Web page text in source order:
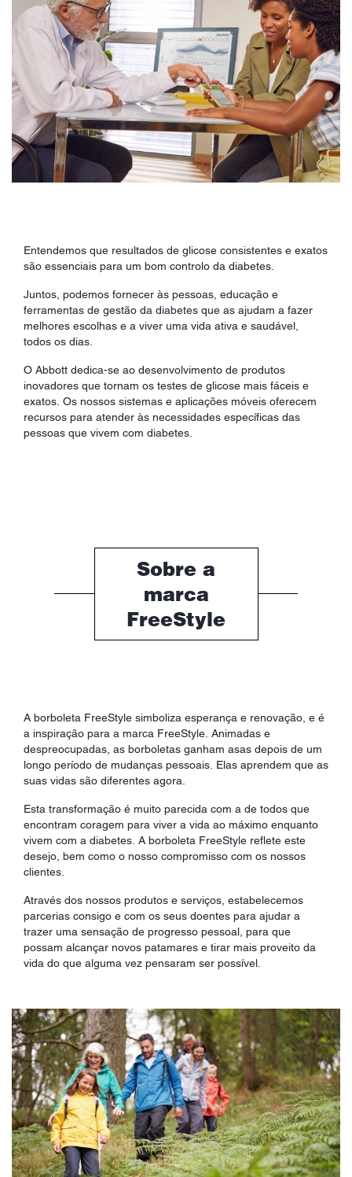
Entendemos que resultados de glicose consistentes e exatos
são essenciais para um bom controlo da diabetes.
Juntos, podemos fornecer às pessoas, educação e
ferramentas de gestão da diabetes que as ajudam a fazer
melhores escolhas e a viver uma vida ativa e saudável,
todos os dias.
O Abbott dedica-se ao desenvolvimento de produtos
inovadores que tornam os testes de glicose mais fáceis e
exatos. Os nossos sistemas e aplicações móveis oferecem
recursos para atender às necessidades específicas das
pessoas que vivem com diabetes.
Sobre a
marca
FreeStyle
A borboleta FreeStyle simboliza esperança e renovação, e é
a inspiração para a marca FreeStyle. Animadas e
despreocupadas, as borboletas ganham asas depois de um
longo período de mudanças pessoais. Elas aprendem que as
suas vidas são diferentes agora.
Esta transformação é muito parecida com a de todos que
encontram coragem para viver a vida ao máximo enquanto
vivem com a diabetes. A borboleta FreeStyle reflete este
desejo, bem como o nosso compromisso com os nossos
clientes.
Através dos nossos produtos e serviços, estabelecemos
parcerias consigo e com os seus doentes para ajudar a
trazer uma sensação de progresso pessoal, para que
possam alcançar novos patamares e tirar mais proveito da
vida do que alguma vez pensaram ser possível.